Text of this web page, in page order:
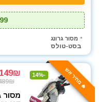
מלטשת אקסצנטרית
מלטשת סרט
מלטשת קירות / גבס
מסור אנכי
מסור גבהים
מסור גרונג
מסור וידיה
מסור גרונג
בסט-טולס
🔥 מחיר אש -14%